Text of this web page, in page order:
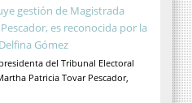
gestión de Magistrada
es reconocida por la
Gómez
del Tribunal Electoral
Patricia Tovar Pescador,